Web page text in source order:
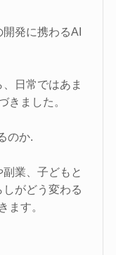
発に携わるAI
日常ではあま
きました。
のか.
業、子どもと
がどう変わる
ます。